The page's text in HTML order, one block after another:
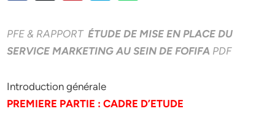
PFE & RAPPORTÉTUDE DE MISE EN PLACE DU
SERVICE MARKETING AU SEIN DE FOFIFA PDF
Introduction générale
PREMIERE PARTIE : CADRE D’ETUDE